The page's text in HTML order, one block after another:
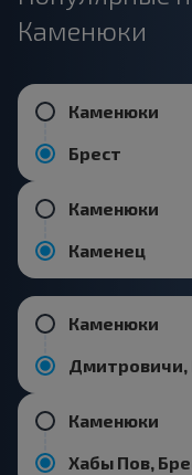
Каменюки
Каменюки
Брест
Каменюки
Каменец
Каменюки
Каменюки